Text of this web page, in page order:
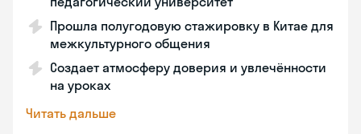
Прошла полугодовую стажировку в Китае для
межкультурного общения
Создает атмосферу доверия и увлечённости
на уроках
Читать дальше